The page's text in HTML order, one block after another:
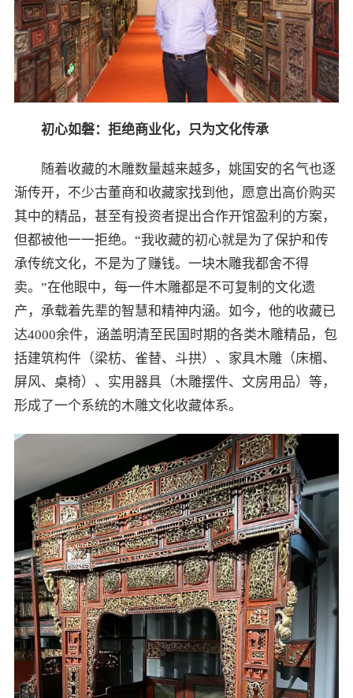
初心如磐：拒绝商业化，只为文化传承
随着收藏的木雕数量越来越多，姚国安的名气也逐
渐传开，不少古董商和收藏家找到他，愿意出高价购买
其中的精品，甚至有投资者提出合作开馆盈利的方案，
但都被他一一拒绝。“我收藏的初心就是为了保护和传
承传统文化，不是为了赚钱。一块木雕我都舍不得
卖。”在他眼中，每一件木雕都是不可复制的文化遗
产，承载着先辈的智慧和精神内涵。如今，他的收藏已
达4000余件，涵盖明清至民国时期的各类木雕精品，包
括建筑构件（梁枋、雀替、斗拱）、家具木雕（床楣、
屏风、桌椅）、实用器具（木雕摆件、文房用品）等，
形成了一个系统的木雕文化收藏体系。